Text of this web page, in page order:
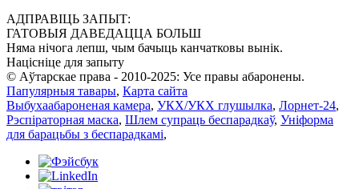
АДПРАВІЦЬ ЗАПЫТ:
ГАТОВЫЯ ДАВЕДАЦЦА БОЛЬШ
Няма нічога лепш, чым бачыць канчатковы вынік.
Націсніце для запыту
© Аўтарскае права - 2010-2025: Усе правы абаронены.
Папулярныя тавары, Карта сайта
Выбухаабароненая камера, УКХ/УКХ глушылка, Лорнет-24,
Рэспіраторная маска, Шлем супраць беспарадкаў, Уніформа
для барацьбы з беспарадкамі,